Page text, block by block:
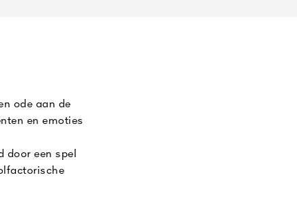
ode aan de
en emoties
door een spel